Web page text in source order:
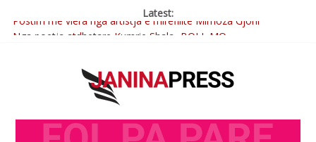
Latest:
Postim me vlera nga artistja e mirëfilltë Mimoza Gjoni
Nga poetja atdhetare Kumrie Shala -BOLL MO
Çlirimtari Mentor Mushkolaj nderohet me mirenjohje nga
Xhevdet Qeriqi Dega e invalidëve në Fushë Kosovë